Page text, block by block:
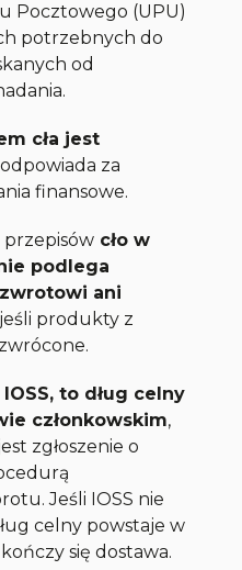
Pocztowego (UPU)
potrzebnych do
od
cła jest
za
finansowe.
przepisów cło w
podlega
ani
produkty z
to dług celny
członkowskim,
zgłoszenie o
Jeśli IOSS nie
celny powstaje w
się dostawa.